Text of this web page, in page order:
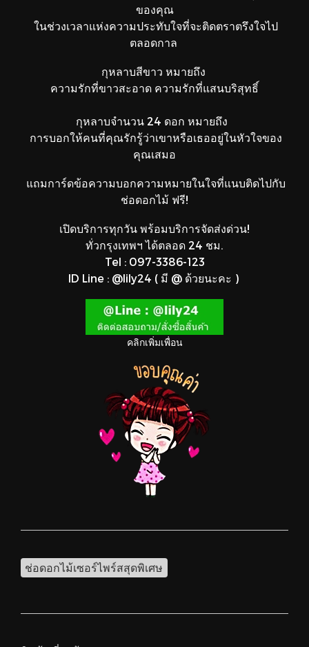
ของคุณ
ในช่วงเวลาแห่งความประทับใจที่จะติดตราตรึงใจไป
ตลอดกาล
กุหลาบสีขาว หมายถึง
ความรักที่ขาวสะอาด ความรักที่แสนบริสุทธิ์
กุหลาบจำนวน 24 ดอก หมายถึง
การบอกให้คนที่คุณรักรู้ว่าเขาหรือเธออยู่ในหัวใจของ
คุณเสมอ
แถมการ์ดข้อความบอกความหมายในใจที่แนบติดไปกับ
ช่อดอกไม้ ฟรี!
เปิดบริการทุกวัน พร้อมบริการจัดส่งด่วน!
ทั่วกรุงเทพฯ ได้ตลอด 24 ชม.
Tel : 097-3386-123
ID Line : @lily24 ( มี @ ด้วยนะคะ )
คลิกเพิ่มเพื่อน
ช่อดอกไม้เซอร์ไพร์สสุดพิเศษ